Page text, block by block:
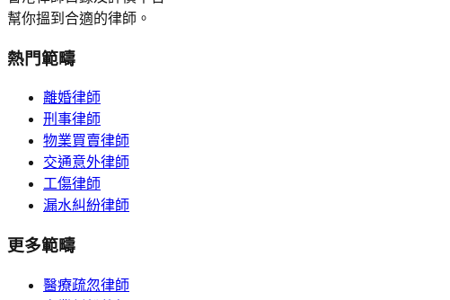
幫你搵到合適的律師。
熱門範疇
離婚律師
刑事律師
物業買賣律師
交通意外律師
工傷律師
漏水糾紛律師
更多範疇
醫療疏忽律師